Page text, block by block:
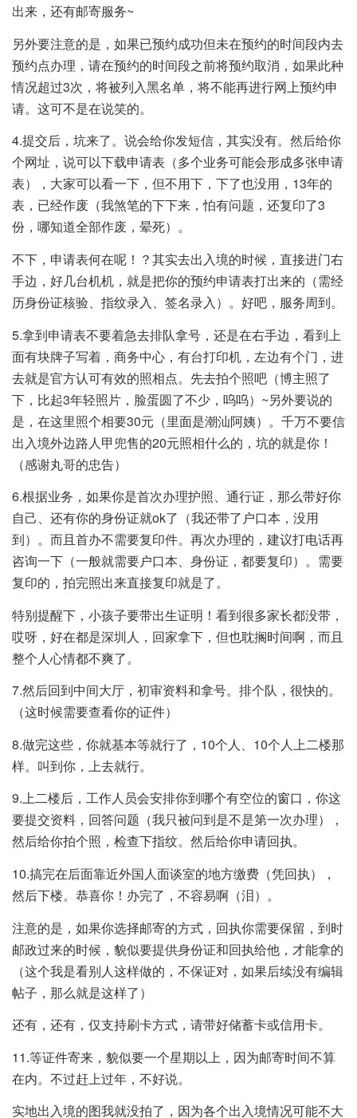
出来，还有邮寄服务~
另外要注意的是，如果已预约成功但未在预约的时间段内去
预约点办理，请在预约的时间段之前将预约取消，如果此种
情况超过3次，将被列入黑名单，将不能再进行网上预约申
请。这可不是在说笑的。
4.提交后，坑来了。说会给你发短信，其实没有。然后给你
个网址，说可以下载申请表（多个业务可能会形成多张申请
表），大家可以看一下，但不用下，下了也没用，13年的
表，已经作废（我煞笔的下下来，怕有问题，还复印了3
份，哪知道全部作废，晕死）。
不下，申请表何在呢！？其实去出入境的时候，直接进门右
手边，好几台机机，就是把你的预约申请表打出来的（需经
历身份证核验、指纹录入、签名录入）。好吧，服务周到。
5.拿到申请表不要着急去排队拿号，还是在右手边，看到上
面有块牌子写着，商务中心，有台打印机，左边有个门，进
去就是官方认可有效的照相点。先去拍个照吧（博主照了
下，比起3年轻照片，脸蛋圆了不少，呜呜）~另外要说的
是，在这里照个相要30元（里面是潮汕阿姨）。千万不要信
出入境外边路人甲兜售的20元照相什么的，坑的就是你！
（感谢丸哥的忠告）
6.根据业务，如果你是首次办理护照、通行证，那么带好你
自己、还有你的身份证就ok了（我还带了户口本，没用
到）。而且首办不需要复印件。再次办理的，建议打电话再
咨询一下（一般就需要户口本、身份证，都要复印）。需要
复印的，拍完照出来直接复印就是了。
特别提醒下，小孩子要带出生证明！看到很多家长都没带，
哎呀，好在都是深圳人，回家拿下，但也耽搁时间啊，而且
整个人心情都不爽了。
7.然后回到中间大厅，初审资料和拿号。排个队，很快的。
（这时候需要查看你的证件）
8.做完这些，你就基本等就行了，10个人、10个人上二楼那
样。叫到你，上去就行。
9.上二楼后，工作人员会安排你到哪个有空位的窗口，你这
要提交资料，回答问题（我只被问到是不是第一次办理），
然后给你拍个照，检查下指纹。然后给你申请回执。
10.搞完在后面靠近外国人面谈室的地方缴费（凭回执），
然后下楼。恭喜你！办完了，不容易啊（泪）。
注意的是，如果你选择邮寄的方式，回执你需要保留，到时
邮政过来的时候，貌似要提供身份证和回执给他，才能拿的
（这个我是看别人这样做的，不保证对，如果后续没有编辑
帖子，那么就是这样了）
还有，还有，仅支持刷卡方式，请带好储蓄卡或信用卡。
11.等证件寄来，貌似要一个星期以上，因为邮寄时间不算
在内。不过赶上过年，不好说。
实地出入境的图我就没拍了，因为各个出入境情况可能不大